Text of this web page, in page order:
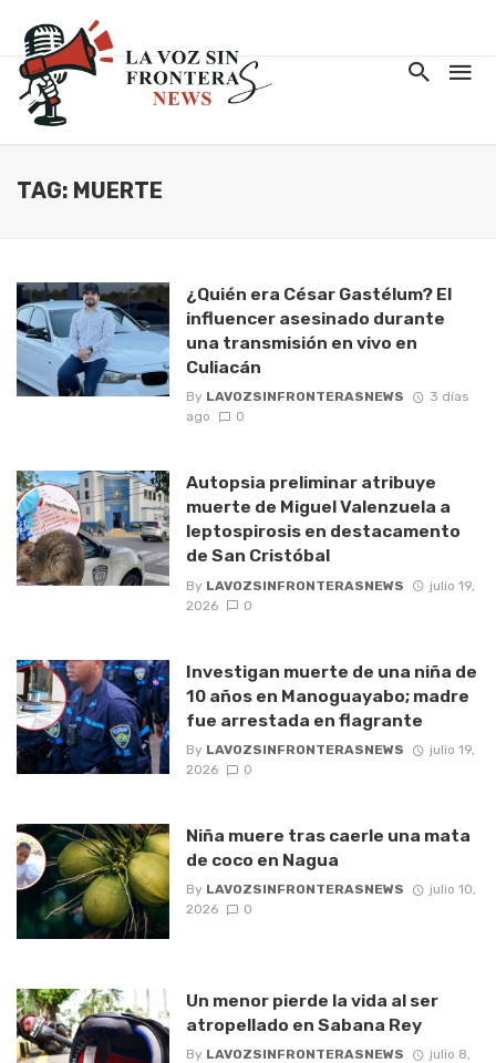
TAG: MUERTE
¿Quién era César Gastélum? El
influencer asesinado durante
una transmisión en vivo en
Culiacán
By LAVOZSINFRONTERASNEWS
3 días
ago
0
Autopsia preliminar atribuye
muerte de Miguel Valenzuela a
leptospirosis en destacamento
de San Cristóbal
By LAVOZSINFRONTERASNEWS
julio 19,
2026
0
Investigan muerte de una niña de
10 años en Manoguayabo; madre
fue arrestada en flagrante
By LAVOZSINFRONTERASNEWS
julio 19,
2026
0
Niña muere tras caerle una mata
de coco en Nagua
By LAVOZSINFRONTERASNEWS
julio 10,
2026
0
Un menor pierde la vida al ser
atropellado en Sabana Rey
By LAVOZSINFRONTERASNEWS
julio 8,